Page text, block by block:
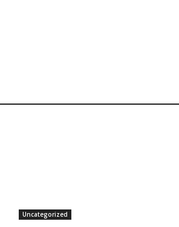
Uncategorized